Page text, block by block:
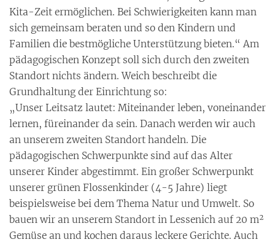
Kita-Zeit ermöglichen. Bei Schwierigkeiten kann man
sich gemeinsam beraten und so den Kindern und
Familien die bestmögliche Unterstützung bieten.“ Am
pädagogischen Konzept soll sich durch den zweiten
Standort nichts ändern. Weich beschreibt die
Grundhaltung der Einrichtung so:
„Unser Leitsatz lautet: Miteinander leben, voneinander
lernen, füreinander da sein. Danach werden wir auch
an unserem zweiten Standort handeln. Die
pädagogischen Schwerpunkte sind auf das Alter
unserer Kinder abgestimmt. Ein großer Schwerpunkt
unserer grünen Flossenkinder (4-5 Jahre) liegt
beispielsweise bei dem Thema Natur und Umwelt. So
bauen wir an unserem Standort in Lessenich auf 20 m²
Gemüse an und kochen daraus leckere Gerichte. Auch